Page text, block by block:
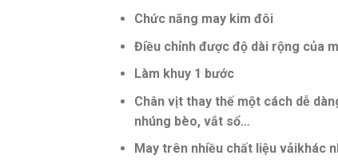
Chức năng may kim đôi
Điều chỉnh được độ dài rộng của
Làm khuy 1 bước
Chân vịt thay thế một cách dễ
nhúng bèo, vắt sổ…
May trên nhiều chất liệu vảikhác